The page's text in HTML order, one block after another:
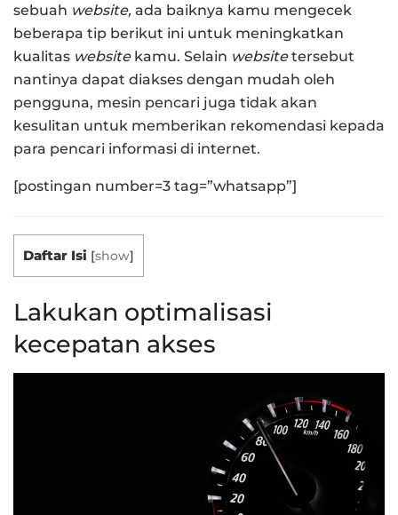
sebuah website, ada baiknya kamu mengecek
beberapa tip berikut ini untuk meningkatkan
kualitas websitekamu. Selain websitetersebut
nantinya dapat diakses dengan mudah oleh
pengguna, mesin pencari juga tidak akan
kesulitan untuk memberikan rekomendasi kepada
para pencari informasi di internet.
[postingan number=3 tag=”whatsapp”]
Daftar Isi [show]
Lakukan optimalisasi
kecepatan akses